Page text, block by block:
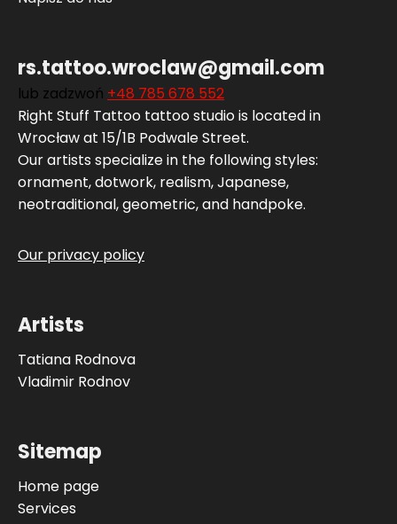
rs.tattoo.wroclaw@gmail.com
lub zadzwoń +48 785 678 552‬
Right Stuff Tattoo tattoo studio is located in
Wrocław at 15/1B Podwale Street.
Our artists specialize in the following styles:
ornament, dotwork, realism, Japanese,
neotraditional, geometric, and handpoke.
Our privacy policy
Artists
Tatiana Rodnova
Vladimir Rodnov
Sitemap
Home page
Services